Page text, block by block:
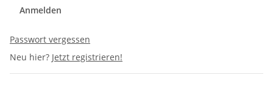
Anmelden
Passwort vergessen
Neu hier? Jetzt registrieren!